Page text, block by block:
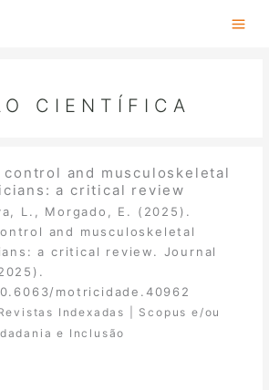
CIENTÍFICA
control and musculoskeletal
a critical review
L., Morgado, E. (2025).
and musculoskeletal
a critical review. Journal
motricidade.40962
Indexadas | Scopus e/ou
e Inclusão